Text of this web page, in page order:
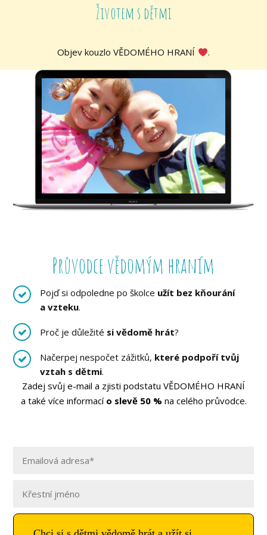
Životem s dětmi
Objev kouzlo VĚDOMÉHO HRANÍ .
Průvodce vědomým hraním
Pojď si odpoledne po školce užít bez kňourání
a vzteku.
Proč je důležité si vědomě hrát?
Načerpej nespočet zážitků, které podpoří tvůj
vztah s dětmi.
Zadej svůj e-mail a zjisti podstatu VĚDOMÉHO HRANÍ
a také více informací o slevě 50 % na celého průvodce.